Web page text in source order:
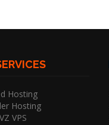
Hosting
Hosting
VPS